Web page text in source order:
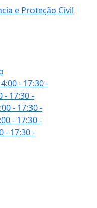
e Proteção Civil
- 17:30-
- 17:30-
- 17:30-
- 17:30-
- 17:30-